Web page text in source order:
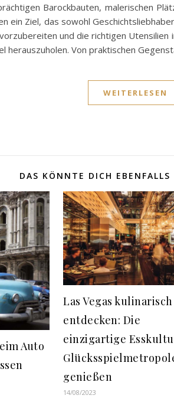
Barockbauten, malerischen
ein Ziel, das sowohl
und die richtigen Utensilien
herauszuholen. Von praktischen
WEITERLESEN
DAS KÖNNTE DICH EBENFALLS
Auto
Las Vegas kulinarisch
entdecken: Die
einzigartige
genießen
14/08/2023